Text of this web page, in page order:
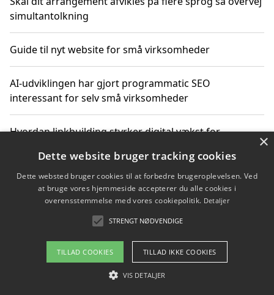
simultantolkning
Guide til nyt website for små virksomheder
AI-udviklingen har gjort programmatic SEO
interessant for selv små virksomheder
Hvordan linkbuilding styrker digital vækst for
Sådan har udviklingen inden for genbrug af elektronik
ændret sig
Copyright 2026 - Pilanto Aps
Om / kontakt
×
Dette website bruger tracking cookies
Dette websted bruger cookies til at forbedre brugeroplevelsen. Ved
at bruge vores hjemmeside accepterer du alle cookies i
overensstemmelse med vores cookiepolitik. Detaljer
STRENGT NØDVENDIGE
TILLAD COOKIES TILLAD IKKE COOKIES
VIS DETALJER